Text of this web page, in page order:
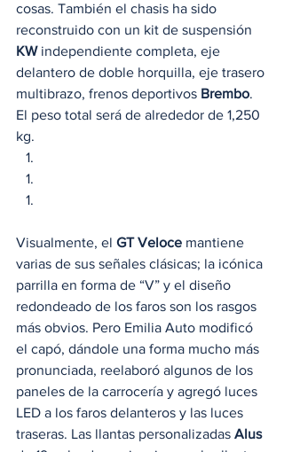
cosas. También el chasis ha sido
reconstruido con un kit de suspensión
KW independiente completa, eje
delantero de doble horquilla, eje trasero
multibrazo, frenos deportivos Brembo.
El peso total será de alrededor de 1,250
kg.
Visualmente, el GT Veloce mantiene
varias de sus señales clásicas; la icónica
parrilla en forma de “V” y el diseño
redondeado de los faros son los rasgos
más obvios. Pero Emilia Auto modificó
el capó, dándole una forma mucho más
pronunciada, reelaboró algunos de los
paneles de la carrocería y agregó luces
LED a los faros delanteros y las luces
traseras. Las llantas personalizadas Alus